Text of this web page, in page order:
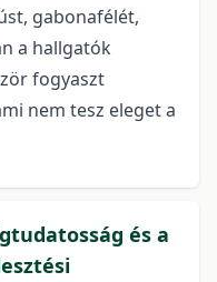
gabonafélét,
a hallgatók
fogyaszt
nem tesz eleget a
és a